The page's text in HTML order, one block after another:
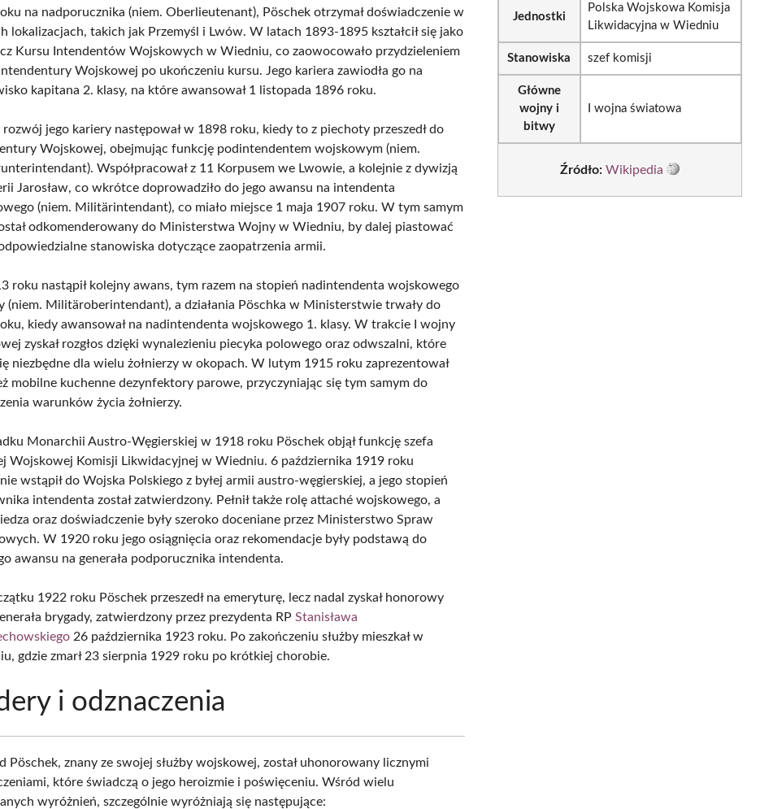
na nadporucznika (niem. Oberlieutenant), Pöschek otrzymał doświadczenie w
lokalizacjach, takich jak Przemyśl i Lwów. W latach 1893-1895 kształcił się jako
Kursu Intendentów Wojskowych w Wiedniu, co zaowocowało przydzieleniem
Wojskowej po ukończeniu kursu. Jego kariera zawiodła go na
kapitana 2. klasy, na które awansował 1 listopada 1896 roku.
rozwój jego kariery następował w 1898 roku, kiedy to z piechoty przeszedł do
Wojskowej, obejmując funkcję podintendentem wojskowym (niem.
Współpracował z 11 Korpusem we Lwowie, a kolejnie z dywizją
Jarosław, co wkrótce doprowadziło do jego awansu na intendenta
(niem. Militärintendant), co miało miejsce 1 maja 1907 roku. W tym samym
odkomenderowany do Ministerstwa Wojny w Wiedniu, by dalej piastować
stanowiska dotyczące zaopatrzenia armii.
roku nastąpił kolejny awans, tym razem na stopień nadintendenta wojskowego
(niem. Militäroberintendant), a działania Pöschka w Ministerstwie trwały do
kiedy awansował na nadintendenta wojskowego 1. klasy. W trakcie I wojny
zyskał rozgłos dzięki wynalezieniu piecyka polowego oraz odwszalni, które
niezbędne dla wielu żołnierzy w okopach. W lutym 1915 roku zaprezentował
mobilne kuchenne dezynfektory parowe, przyczyniając się tym samym do
warunków życia żołnierzy.
Monarchii Austro-Węgierskiej w 1918 roku Pöschek objął funkcję szefa
Wojskowej Komisji Likwidacyjnej w Wiedniu. 6 października 1919 roku
wstąpił do Wojska Polskiego z byłej armii austro-węgierskiej, a jego stopień
intendenta został zatwierdzony. Pełnił także rolę attaché wojskowego, a
oraz doświadczenie były szeroko doceniane przez Ministerstwo Spraw
W 1920 roku jego osiągnięcia oraz rekomendacje były podstawą do
awansu na generała podporucznika intendenta.
1922 roku Pöschek przeszedł na emeryturę, lecz nadal zyskał honorowy
brygady, zatwierdzony przez prezydenta RPStanisława
26 października 1923 roku. Po zakończeniu służby mieszkał w
gdzie zmarł 23 sierpnia 1929 roku po krótkiej chorobie.
i odznaczenia
Pöschek, znany ze swojej służby wojskowej, został uhonorowany licznymi
które świadczą o jego heroizmie i poświęceniu. Wśród wielu
wyróżnień, szczególnie wyróżniają się następujące:
Jednostki
Polska Wojskowa Komisja
Likwidacyjna w Wiedniu
Stanowiska szef komisji
Główne
wojny i
bitwy
I wojna światowa
Źródło: Wikipedia